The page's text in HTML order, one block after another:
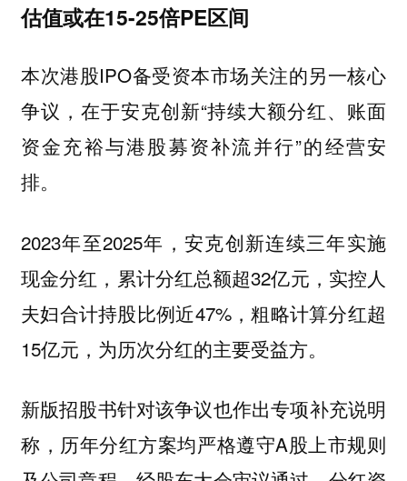
估值或在15-25倍PE区间
本次港股IPO备受资本市场关注的另一核心
争议，在于安克创新“持续大额分红、账面
资金充裕与港股募资补流并行”的经营安
排。
2023年至2025年，安克创新连续三年实施
现金分红，累计分红总额超32亿元，实控人
夫妇合计持股比例近47%，粗略计算分红超
15亿元，为历次分红的主要受益方。
新版招股书针对该争议也作出专项补充说明
称，历年分红方案均严格遵守A股上市规则